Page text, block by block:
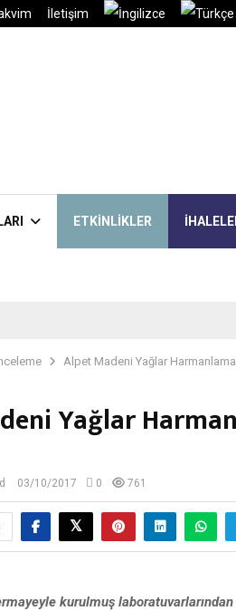
İletişim
ETKINLIKLER
Alpet Madeni Yağlar
Yağlar
03/10/2017 0 761
kurulmuş